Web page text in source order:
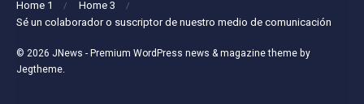
Home 1
Home 3
Sé un colaborador o suscriptor de nuestro medio de comunicación
© 2026 JNews - Premium WordPress news & magazine theme by
Jegtheme.